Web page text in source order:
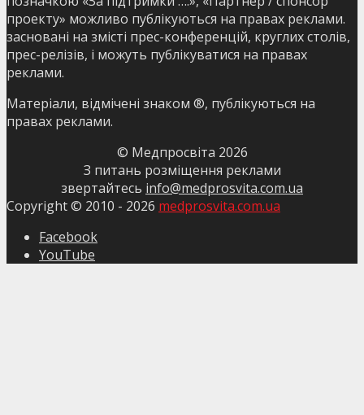
проекту» можливо публікуються на правах реклами.
засновані на змісті прес-конференцій, круглих столів,
прес-релізів, і можуть публікуватися на правах
реклами.
Матеріали, відмічені знаком ®, публікуються на
правах реклами.
© Медпросвіта 2026
З питань розміщення реклами
звертайтесь info@medprosvita.com.ua
Copyright © 2010 - 2026 medprosvita.com.ua
Facebook
YouTube